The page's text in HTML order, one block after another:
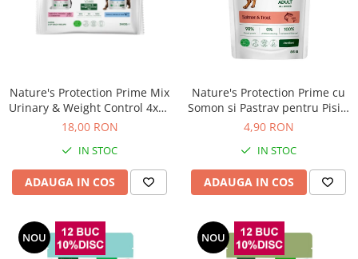
Nature's Protection Prime Mix
Urinary & Weight Control 4x85
Gr
18,00 RON
IN STOC
ADAUGA IN COS
Nature's Protection Prime cu
Somon si Pastrav pentru Pisici
Sterilizate 85 Gr
4,90 RON
IN STOC
ADAUGA IN COS
NOU NOU